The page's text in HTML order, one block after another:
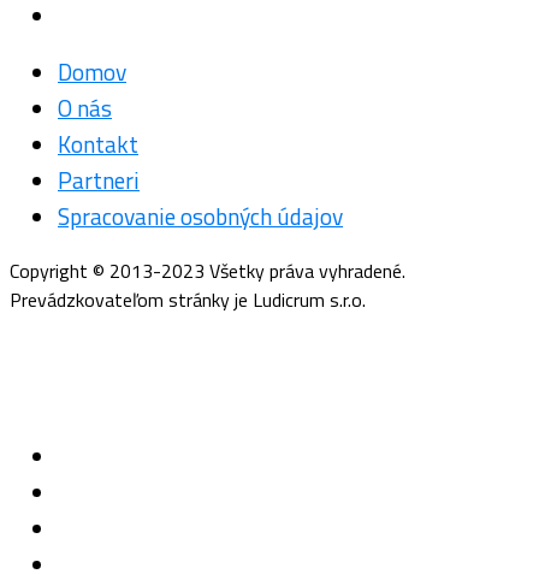
Domov
O nás
Kontakt
Partneri
Spracovanie osobných údajov
Copyright © 2013-2023 Všetky práva vyhradené.
Prevádzkovateľom stránky je Ludicrum s.r.o.